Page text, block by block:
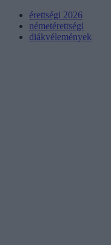
érettségi 2026
németérettségi
diákvélemények